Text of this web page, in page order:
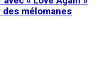
mélomanes